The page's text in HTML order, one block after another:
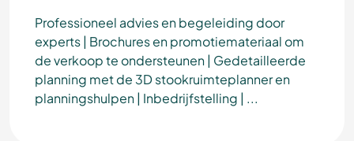
Professioneel advies en begeleiding door
experts | Brochures en promotiemateriaal om
de verkoop te ondersteunen | Gedetailleerde
planning met de 3D stookruimteplanner en
planningshulpen | Inbedrijfstelling | ...